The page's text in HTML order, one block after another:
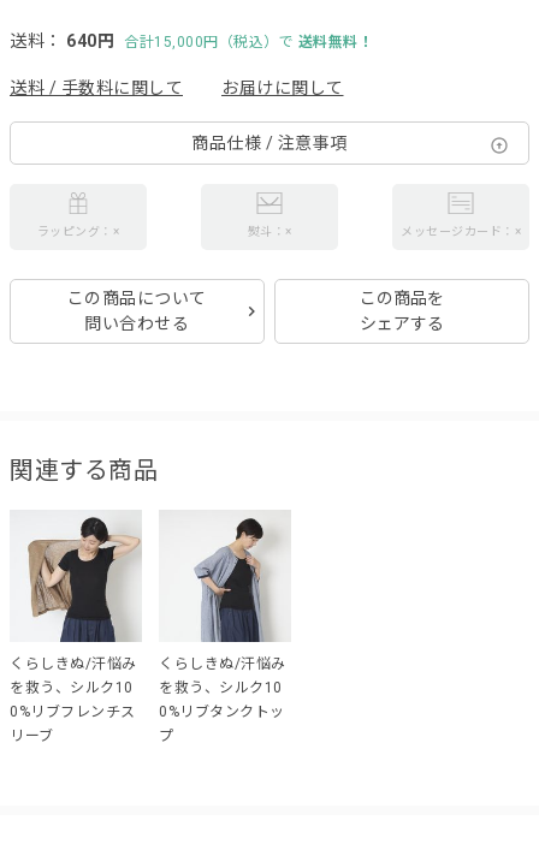
送料： 640円 合計15,000円（税込）で 送料無料！
送料 / 手数料に関して お届けに関して
商品仕様 / 注意事項
ラッピング：× 熨斗：× メッセージカード：×
この商品について
問い合わせる
この商品を
シェアする
関連する商品
くらしきぬ/汗悩み
を救う、シルク10
0%リブフレンチス
リーブ
くらしきぬ/汗悩み
を救う、シルク10
0%リブタンクトッ
プ